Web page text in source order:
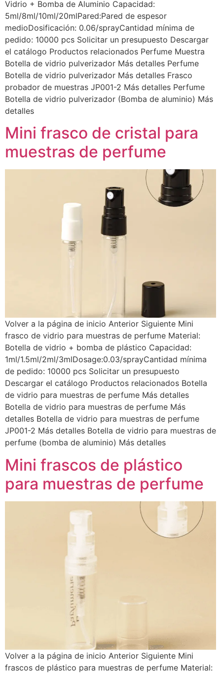
Vidrio + Bomba de Aluminio Capacidad:
5ml/8ml/10ml/20mlPared:Pared de espesor
medioDosificación: 0.06/sprayCantidad mínima de
pedido: 10000 pcs Solicitar un presupuesto Descargar
el catálogo Productos relacionados Perfume Muestra
Botella de vidrio pulverizador Más detalles Perfume
Botella de vidrio pulverizador Más detalles Frasco
probador de muestras JP001-2 Más detalles Perfume
Botella de vidrio pulverizador (Bomba de aluminio) Más
detalles
Mini frasco de cristal para
muestras de perfume
Volver a la página de inicio Anterior Siguiente Mini
frasco de vidrio para muestras de perfume Material:
Botella de vidrio + bomba de plástico Capacidad:
1ml/1.5ml/2ml/3mlDosage:0.03/sprayCantidad mínima
de pedido: 10000 pcs Solicitar un presupuesto
Descargar el catálogo Productos relacionados Botella
de vidrio para muestras de perfume Más detalles
Botella de vidrio para muestras de perfume Más
detalles Botella de vidrio para muestras de perfume
JP001-2 Más detalles Botella de vidrio para muestras de
perfume (bomba de aluminio) Más detalles
Mini frascos de plástico
para muestras de perfume
Volver a la página de inicio Anterior Siguiente Mini
frascos de plástico para muestras de perfume Material: